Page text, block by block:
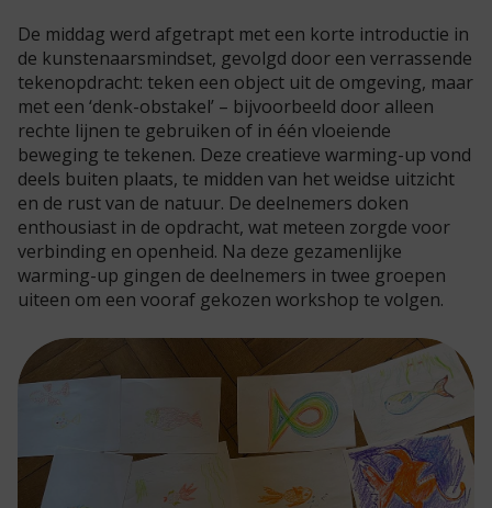
De middag werd afgetrapt met een korte introductie in
de kunstenaarsmindset, gevolgd door een verrassende
tekenopdracht: teken een object uit de omgeving, maar
met een ‘denk-obstakel’ – bijvoorbeeld door alleen
rechte lijnen te gebruiken of in één vloeiende
beweging te tekenen. Deze creatieve warming-up vond
deels buiten plaats, te midden van het weidse uitzicht
en de rust van de natuur. De deelnemers doken
enthousiast in de opdracht, wat meteen zorgde voor
verbinding en openheid. Na deze gezamenlijke
warming-up gingen de deelnemers in twee groepen
uiteen om een vooraf gekozen workshop te volgen.